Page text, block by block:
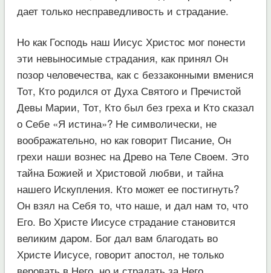
дает только несправедливость и страдание.
Но как Господь наш Иисус Христос мог понести
эти невыносимые страдания, как принял Он
позор человечества, как с беззаконными вменися
Тот, Кто родился от Духа Святого и Пречистой
Девы Марии, Тот, Кто был без греха и Кто сказал
о Себе «Я истина»? Не символически, не
воображательно, но как говорит Писание, Он
грехи наши вознес на Древо на Теле Своем. Это
тайна Божией и Христовой любви, и тайна
нашего Искупления. Кто может ее постигнуть?
Он взял на Себя то, что наше, и дал нам то, что
Его. Во Христе Иисусе страдание становится
великим даром. Бог дал вам благодать во
Христе Иисусе, говорит апостол, не только